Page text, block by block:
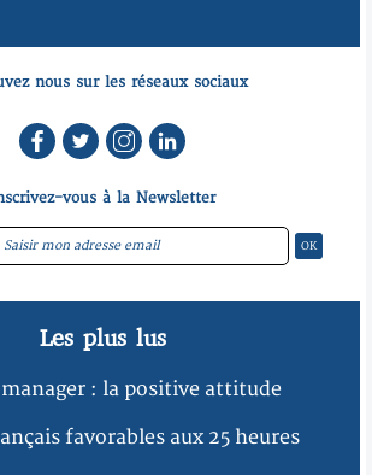
nous sur les réseaux sociaux
vous à la Newsletter
Les plus lus
: la positive attitude
favorables aux 25 heures